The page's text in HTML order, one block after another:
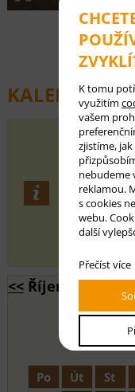
⬅
KALENDÁŘ
(24hod.)
Platí se
dle
<<Říjen 2024 -
>>
Po Út St
K tomu
využitím
vašem
zjistíme,
nebudeme
reklamou.
s cookies
webu.
další
Přečíst více